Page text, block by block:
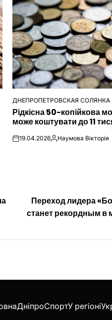
ОПУБЛІКУВАТИ
У
ДНЕПРОПЕТРОВСКАЯ СОЛЯНКА
Рідкісна 50-копійкова
може коштувати до 11
on19.04.2026Опубліковано
Наумова Вікторія
Переход лидера
станет рекордным
ДніпроСпортУ регіоні